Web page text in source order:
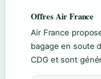
Offres Air France
Air France
bagage en soute
CDG et sont